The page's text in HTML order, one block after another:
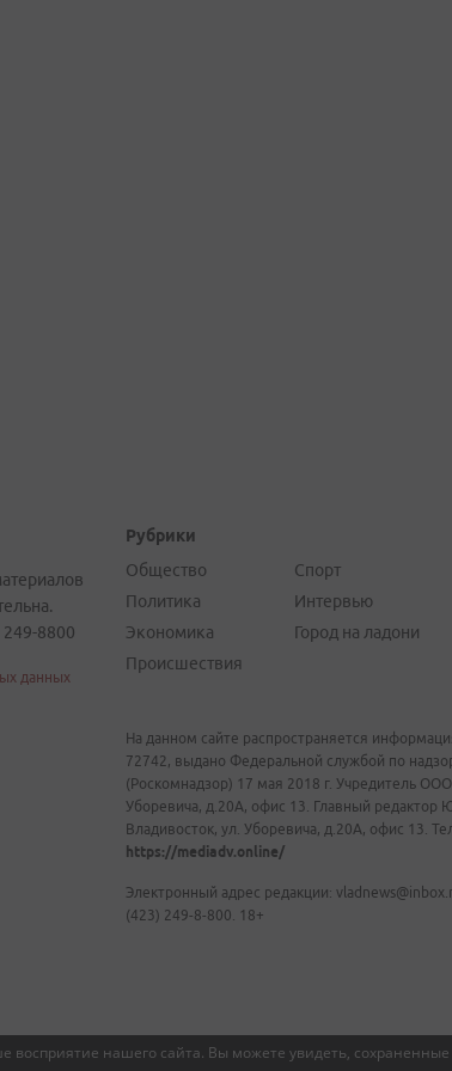
восприятие нашего сайта. Вы можете увидеть,
8800
данных
Рубрики
Общество
Политика
Экономика
Происшествия
Спорт
Интервью
Город на ладони
На данном сайте распространяется
72742, выдано Федеральной службой по
(Роскомнадзор) 17 мая 2018 г. Учредитель
Уборевича, д.20А, офис 13. Главный редактор
Владивосток, ул. Уборевича, д.20А, офис 13.
https://mediadv.online/
Электронный адрес редакции:
(423) 249-8-800. 18+